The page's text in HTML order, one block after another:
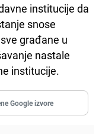
institucije da
snose
građane u
nastale
institucije.
Google izvore